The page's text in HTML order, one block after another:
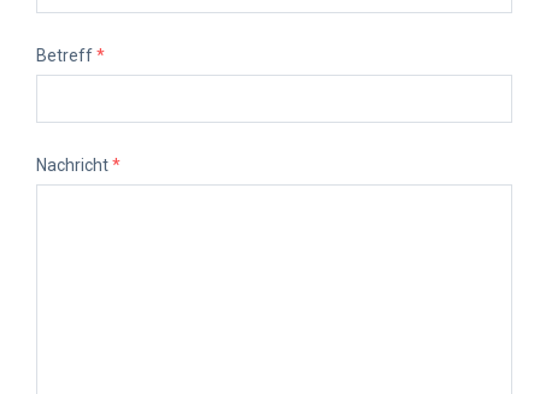
Betreff*
Nachricht*